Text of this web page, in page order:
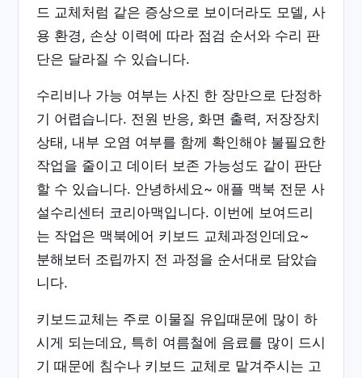
드 교체처럼 같은 증상으로 보이더라도 모델, 사
용 환경, 손상 이력에 따라 점검 순서와 수리 판
단은 달라질 수 있습니다.
수리비나 가능 여부는 사진 한 장만으로 단정하
기 어렵습니다. 전원 반응, 화면 출력, 저장장치
상태, 내부 오염 여부를 함께 확인해야 불필요한
작업을 줄이고 데이터 보존 가능성도 같이 판단
할 수 있습니다. 안녕하세요~ 애플 맥북 전문 사
설수리센터 코리아맥입니다. 이번에 보여드리
는 작업은 맥북에어 키보드 교체과정인데요~
분해보터 조립까지 전 과정을 순서대로 담았습
니다.
키보드교체는 주로 이물질 유입때문에 많이 하
시게 되는데요, 특히 여름철에 음료를 많이 드시
기 때문에 침수나 키보드 교체로 맡겨주시는 고